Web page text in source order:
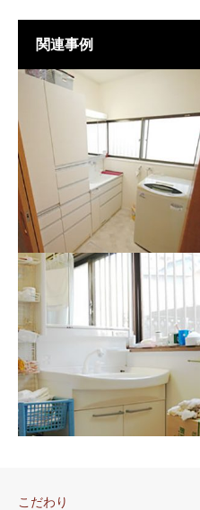
関連事例
山梨県 昭和町 Ｓ様邸（洗
面所）
く使いやすい設計に。
こだわり